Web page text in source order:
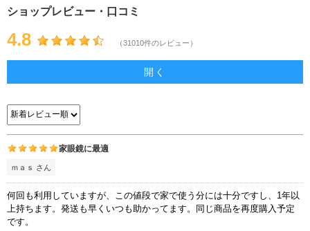
ショップレビュー・口コミ
4.8 （31010件のレビュー）
開く
家眼鏡に最適
ｍａｓ さん
何回も利用していますが、この値段で家で使う分には十分ですし、1年以
上持ちます。発送も早くいつも助かってます。同じ商品を再度購入予定
です。